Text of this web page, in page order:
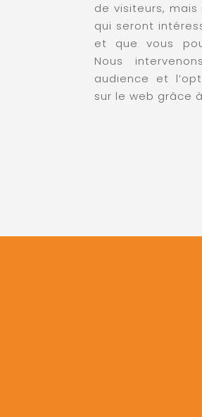
de visiteurs,
qui seront
et que vous
Nous
audience et
sur le web grâce